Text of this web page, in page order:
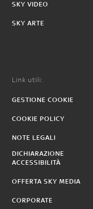
SKY VIDEO
SKY ARTE
Link utili:
GESTIONE COOKIE
COOKIE POLICY
NOTE LEGALI
DICHIARAZIONE
ACCESSIBILITÀ
OFFERTA SKY MEDIA
CORPORATE